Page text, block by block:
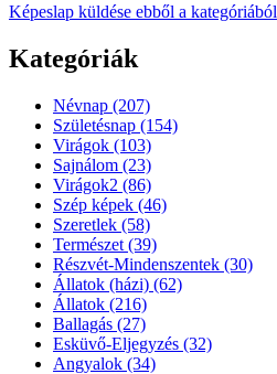
Képeslap küldése ebből a kategóriából
Kategóriák
Névnap (207)
Születésnap (154)
Virágok (103)
Sajnálom (23)
Virágok2 (86)
Szép képek (46)
Szeretlek (58)
Természet (39)
Részvét-Mindenszentek (30)
Állatok (házi) (62)
Állatok (216)
Ballagás (27)
Esküvő-Eljegyzés (32)
Angyalok (34)